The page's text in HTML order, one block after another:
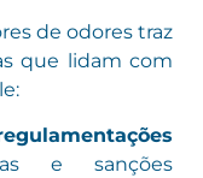
de odores traz
que lidam com
e sanções